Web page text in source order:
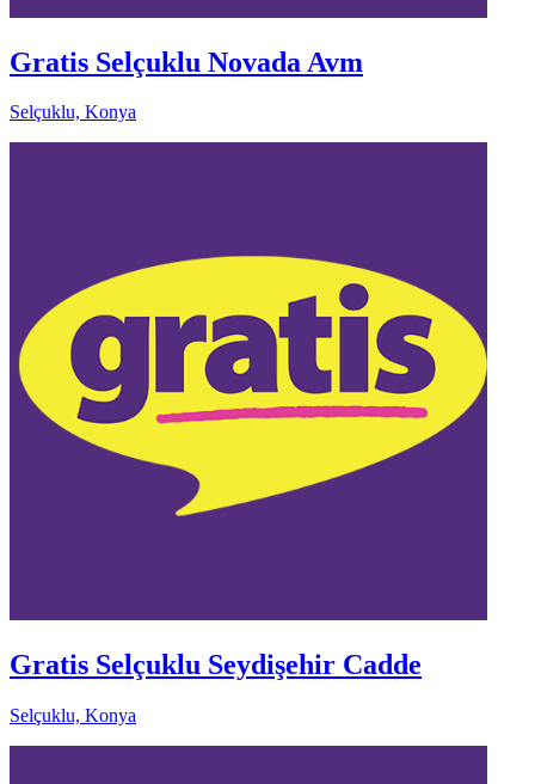
Gratis Selçuklu Novada Avm
Selçuklu, Konya
Gratis Selçuklu Seydişehir Cadde
Selçuklu, Konya